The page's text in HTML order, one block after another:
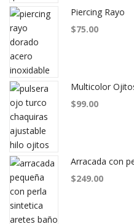
Piercing Rayo
$75.00
Multicolor
$99.00
Arracada con
$249.00